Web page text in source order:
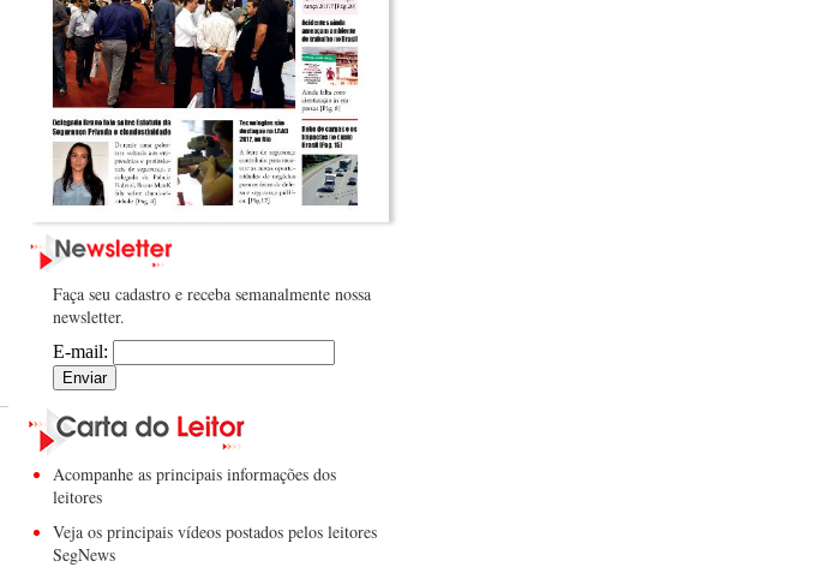
Faça seu cadastro e receba semanalmente nossa
newsletter.
E-mail:
Acompanhe as principais informações dos
leitores
Veja os principais vídeos postados pelos leitores
SegNews